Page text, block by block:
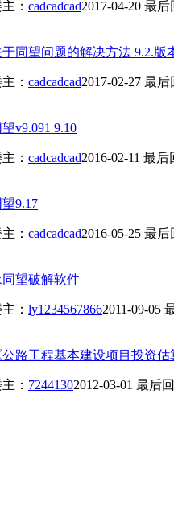
： cadcadcad2017-04-20 最后
于同望问题的解决方法 9.2.版
： cadcadcad2017-02-27 最后
望v9.091 9.10
： cadcadcad2016-02-11 最后
望9.17
： cadcadcad2016-05-25 最后
同望破解软件
： ly12345678662011-09-05
公路工程基本建设项目投资
： 72441302012-03-01 最后